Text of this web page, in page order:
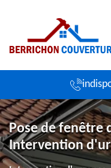
Pose de fenêtre
Intervention